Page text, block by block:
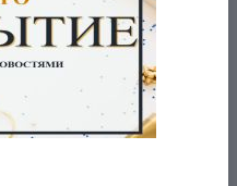
ОТ 2001 РУБ.